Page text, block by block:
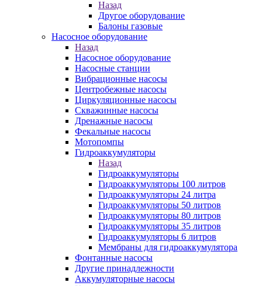
Назад
Другое оборудование
Балоны газовые
Насосное оборудование
Назад
Насосное оборудование
Насосные станции
Вибрационные насосы
Центробежные насосы
Циркуляционные насосы
Скважинные насосы
Дренажные насосы
Фекальные насосы
Мотопомпы
Гидроаккумуляторы
Назад
Гидроаккумуляторы
Гидроаккумуляторы 100 литров
Гидроаккумуляторы 24 литра
Гидроаккумуляторы 50 литров
Гидроаккумуляторы 80 литров
Гидроаккумуляторы 35 литров
Гидроаккумуляторы 6 литров
Мембраны для гидроаккумулятора
Фонтанные насосы
Другие принадлежности
Аккумуляторные насосы